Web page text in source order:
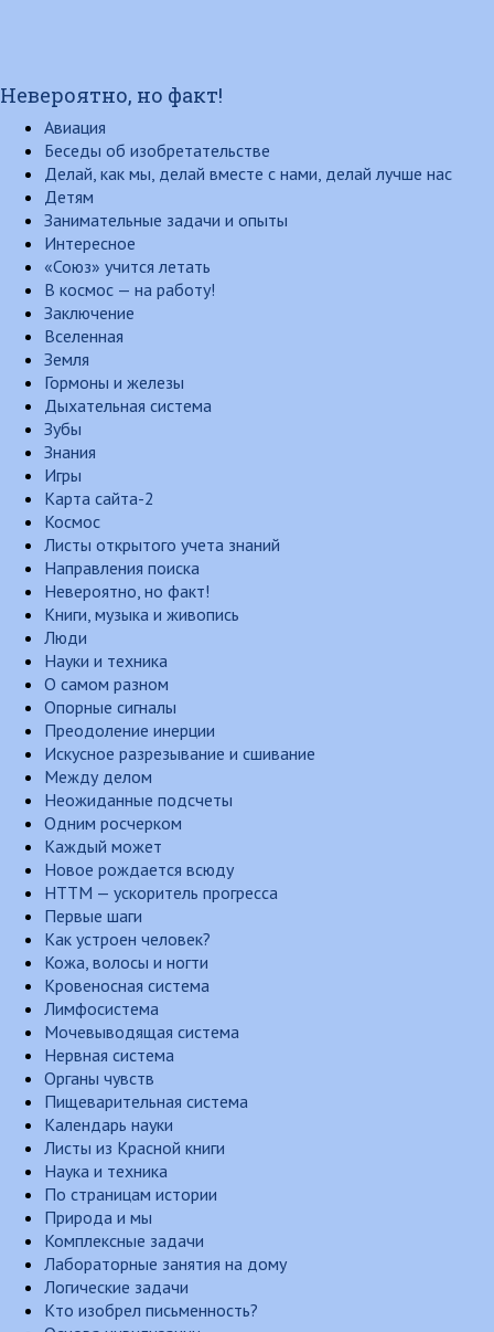
Невероятно, но факт!
Авиация
Беседы об изобретательстве
Делай, как мы, делай вместе с нами, делай лучше нас
Детям
Занимательные задачи и опыты
Интересное
«Союз» учится летать
В космос — на работу!
Заключение
Вселенная
Земля
Гормоны и железы
Дыхательная система
Зубы
Знания
Игры
Карта сайта-2
Космос
Листы открытого учета знаний
Направления поиска
Невероятно, но факт!
Книги, музыка и живопись
Люди
Науки и техника
О самом разном
Опорные сигналы
Преодоление инерции
Искусное разрезывание и сшивание
Между делом
Неожиданные подсчеты
Одним росчерком
Каждый может
Новое рождается всюду
НТТМ — ускоритель прогресса
Первые шаги
Как устроен человек?
Кожа, волосы и ногти
Кровеносная система
Лимфосистема
Мочевыводящая система
Нервная система
Органы чувств
Пищеварительная система
Календарь науки
Листы из Красной книги
Наука и техника
По страницам истории
Природа и мы
Комплексные задачи
Лабораторные занятия на дому
Логические задачи
Кто изобрел письменность?